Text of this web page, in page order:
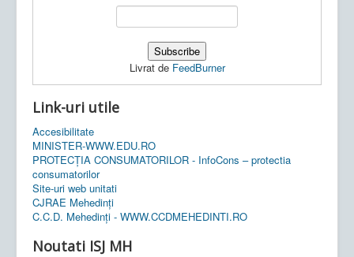
Livrat de FeedBurner
Link-uri utile
Accesibilitate
MINISTER-WWW.EDU.RO
PROTECȚIA CONSUMATORILOR - InfoCons – protectia
consumatorilor
Site-uri web unitati
CJRAE Mehedinți
C.C.D. Mehedinţi - WWW.CCDMEHEDINTI.RO
Noutati ISJ MH